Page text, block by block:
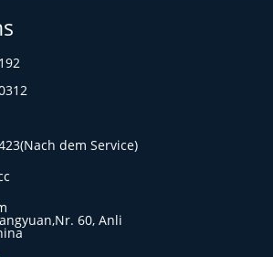
dem Service)
60, Anli